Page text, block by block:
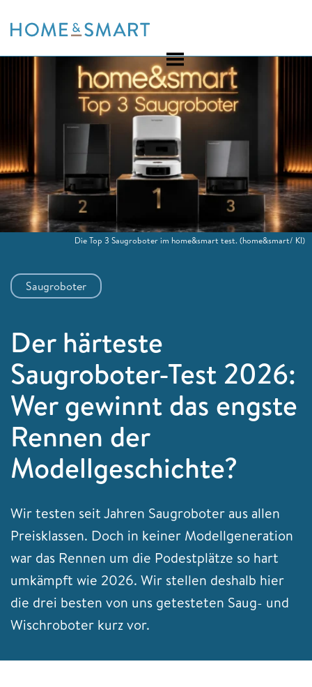
to
Saugroboter
Der härteste
Saugroboter-Test 2026:
Wer gewinnt das engste
Rennen der
Modellgeschichte?
Wir testen seit Jahren Saugroboter aus allen
Preisklassen. Doch in keiner Modellgeneration
war das Rennen um die Podestplätze so hart
umkämpft wie 2026. Wir stellen deshalb hier
die drei besten von uns getesteten Saug- und
Wischroboter kurz vor.
Die Top 3 Saugroboter im home&smart test.(home&smart/ KI)